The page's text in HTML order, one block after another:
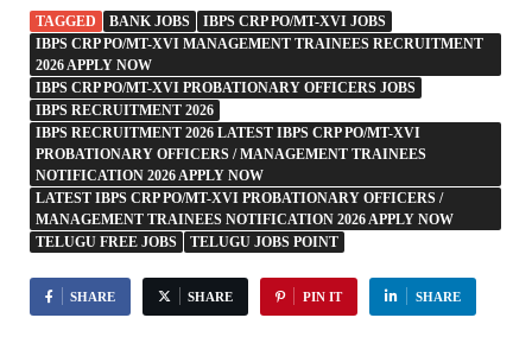
TAGGED BANK JOBS
IBPS CRP PO/MT-XVI JOBS
IBPS CRP PO/MT-XVI MANAGEMENT TRAINEES RECRUITMENT
2026 APPLY NOW
IBPS CRP PO/MT-XVI PROBATIONARY OFFICERS JOBS
IBPS RECRUITMENT 2026
IBPS RECRUITMENT 2026 LATEST IBPS CRP PO/MT-XVI
PROBATIONARY OFFICERS / MANAGEMENT TRAINEES
NOTIFICATION 2026 APPLY NOW
LATEST IBPS CRP PO/MT-XVI PROBATIONARY OFFICERS /
MANAGEMENT TRAINEES NOTIFICATION 2026 APPLY NOW
TELUGU FREE JOBS
TELUGU JOBS POINT
SHARE SHARE PIN IT SHARE